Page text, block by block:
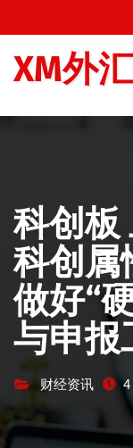
至
XM外
科创板
科创属
做好“
与申报
财经资讯 4